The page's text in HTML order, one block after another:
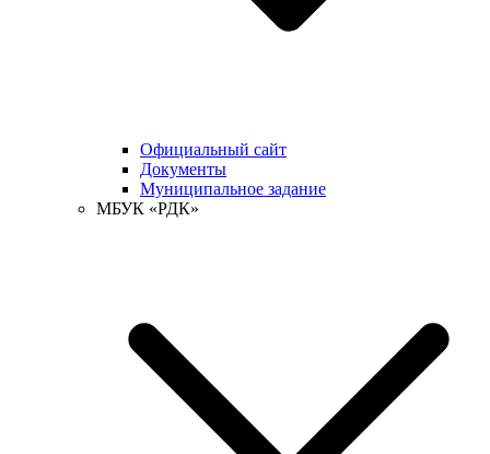
Официальный сайт
Документы
Муниципальное задание
МБУК «РДК»